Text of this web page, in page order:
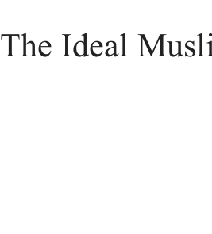
The Ideal